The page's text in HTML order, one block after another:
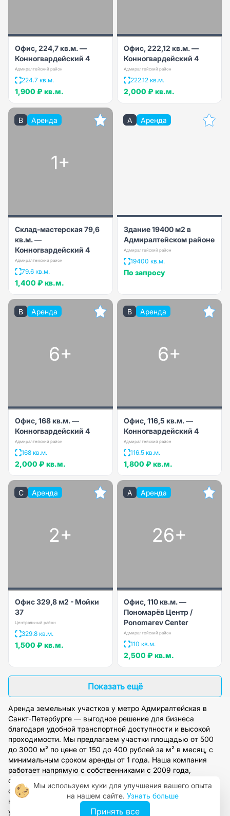
Офис, 224,7 кв.м. —
Конногвардейский 4
Адмиралтейский район
224.7 кв.м.
1,900 ₽ кв.м.
Офис, 222,12 кв.м. —
Конногвардейский 4
Адмиралтейский район
222.12 кв.м.
2,000 ₽ кв.м.
B Аренда
1+
Склад-мастерская 79,6
кв.м. —
Конногвардейский 4
Адмиралтейский район
79.6 кв.м.
1,400 ₽ кв.м.
A Аренда
Здание 19400 м2 в
Адмиралтейском районе
Адмиралтейский район
19400 кв.м.
По запросу
B Аренда
6+
Офис, 168 кв.м. —
Конногвардейский 4
Адмиралтейский район
168 кв.м.
2,000 ₽ кв.м.
B Аренда
6+
Офис, 116,5 кв.м. —
Конногвардейский 4
Адмиралтейский район
116.5 кв.м.
1,800 ₽ кв.м.
C Аренда
2+
Офис 329,8 м2 - Мойки
37
Центральный район
329.8 кв.м.
1,500 ₽ кв.м.
A Аренда
26+
Офис, 110 кв.м. —
Пономарёв Центр /
Ponomarev Center
Адмиралтейский район
110 кв.м.
2,500 ₽ кв.м.
Показать ещё
Аренда земельных участков у метро Адмиралтейская в
Санкт-Петербурге — выгодное решение для бизнеса
благодаря удобной транспортной доступности и высокой
проходимости. Мы предлагаем участки площадью от 500
до 3000 м² по цене от 150 до 400 рублей за м² в месяц, с
минимальным сроком аренды от 1 года. Наша компания
работает напрямую с собственниками с 2009 года,
обеспечивая полное юридическое сопровождение и
огромный выбор проверенных вариантов. Получите
консультацию специалиста и подберите оптимальный
участок под ваши задачи.
Мы используем куки для улучшения вашего опыта
на нашем сайте. Узнать больше
Принять все